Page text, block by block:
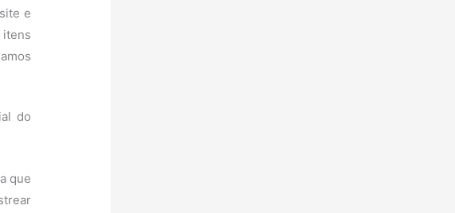
e
do
que